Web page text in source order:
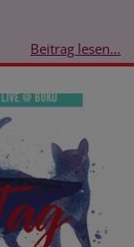
Beitrag lesen...